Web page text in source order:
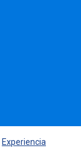
Experiencia